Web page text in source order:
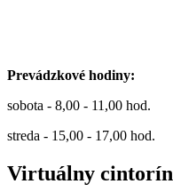
Prevádzkové hodiny:
sobota - 8,00 - 11,00 hod.
streda - 15,00 - 17,00 hod.
Virtuálny cintorín